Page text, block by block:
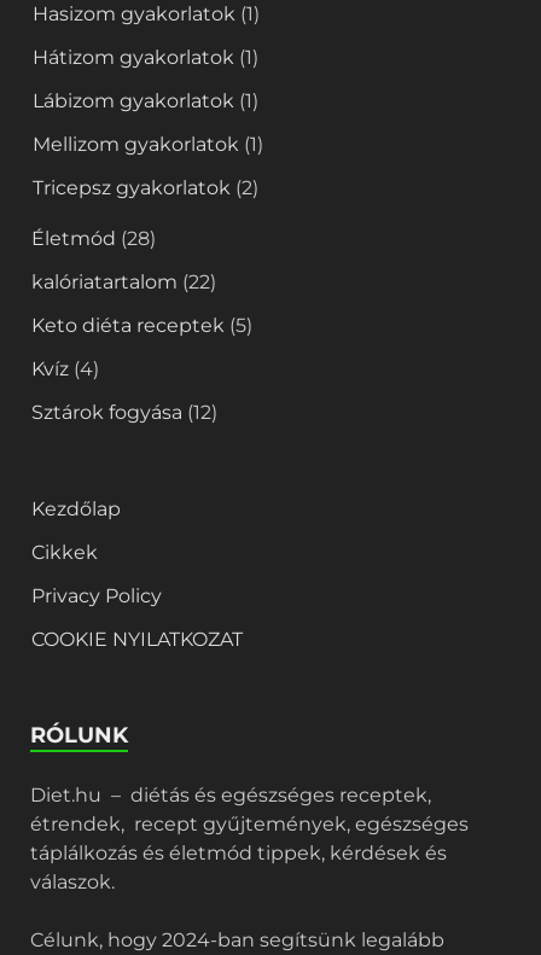
Hasizom gyakorlatok (1)
Hátizom gyakorlatok (1)
Lábizom gyakorlatok (1)
Mellizom gyakorlatok (1)
Tricepsz gyakorlatok (2)
Életmód (28)
kalóriatartalom (22)
Keto diéta receptek (5)
Kvíz (4)
Sztárok fogyása (12)
Kezdőlap
Cikkek
Privacy Policy
COOKIE NYILATKOZAT
RÓLUNK
Diet.hu – diétás és egészséges receptek,
étrendek, recept gyűjtemények, egészséges
táplálkozás és életmód tippek, kérdések és
válaszok.
Célunk, hogy 2024-ban segítsünk legalább